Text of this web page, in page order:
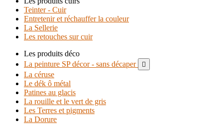
Teinter - Cuir
Entretenir et réchauffer la couleur
La Sellerie
Les retouches sur cuir
Les produits déco
La peinture SP décor - sans décaper

La céruse
Le dék ô métal
Patines au glacis
La rouille et le vert de gris
Les Terres et pigments
La Dorure